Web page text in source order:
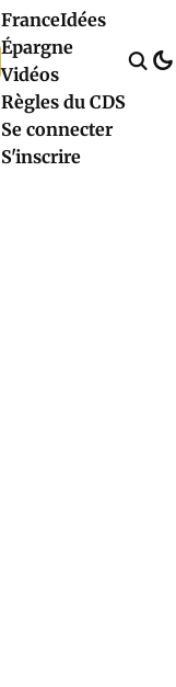
FranceIdées
Épargne
Vidéos
Règles du CDS
Se connecter
S'inscrire